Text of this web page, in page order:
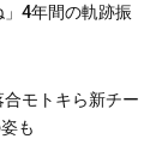
4年間の軌跡振
合モトキら新チー
も